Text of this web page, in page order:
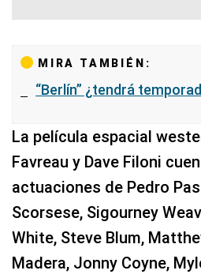
MIRA TAMBIÉN:
“Berlín” ¿tendrá
La película espacial
Favreau y Dave Filoni
actuaciones de Pedro
Scorsese, Sigourney
White, Steve Blum,
Madera, Jonny Coyne,